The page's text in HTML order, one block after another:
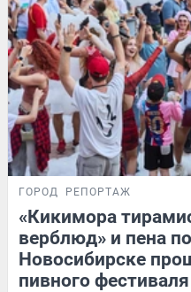
ГОРОД РЕПОРТАЖ
«Кикимора
верблюд» и пена
Новосибирске
пивного фестиваля